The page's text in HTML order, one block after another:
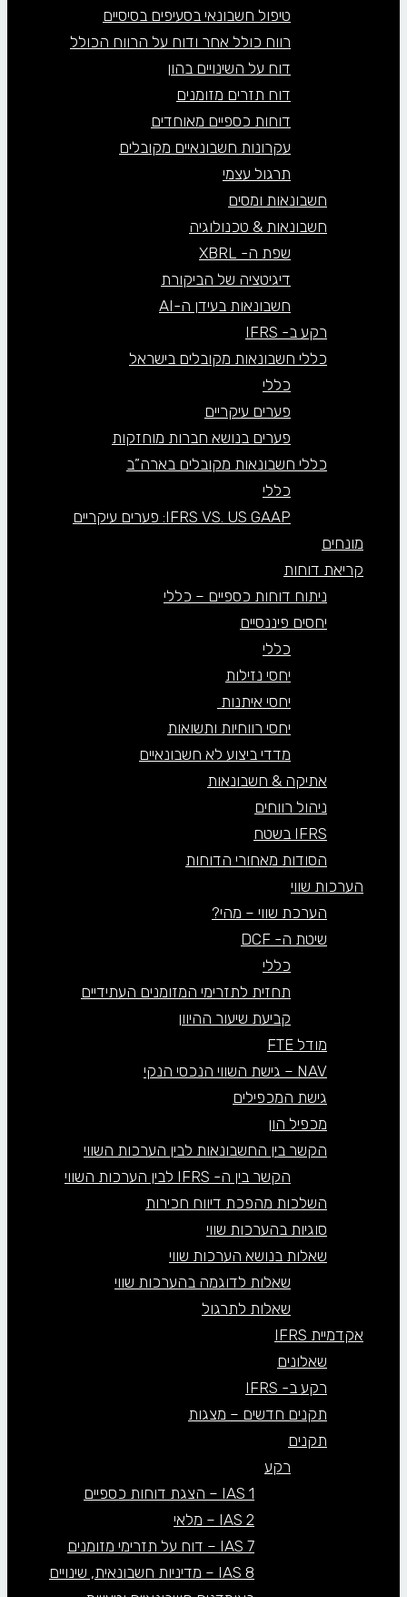
טיפול חשבונאי בסעיפים בסיסיים
רווח כולל אחר ודוח על הרווח הכולל
דוח על השינויים בהון
דוח תזרים מזומנים
דוחות כספיים מאוחדים
עקרונות חשבונאיים מקובלים
תרגול עצמי
חשבונאות ומסים
חשבונאות & טכנולוגיה
שפת ה- XBRL
דיגיטציה של הביקורת
חשבונאות בעידן ה-AI
רקע ב- IFRS
כללי חשבונאות מקובלים בישראל
כללי
פערים עיקריים
פערים בנושא חברות מוחזקות
כללי חשבונאות מקובלים בארה”ב
כללי
IFRS VS. US GAAP: פערים עיקריים
מונחים
קריאת דוחות
ניתוח דוחות כספיים – כללי
יחסים פיננסיים
כללי
יחסי נזילות
יחסי איתנות
יחסי רווחיות ותשואות
מדדי ביצוע לא חשבונאיים
אתיקה & חשבונאות
ניהול רווחים
IFRS בשטח
הסודות מאחורי הדוחות
הערכות שווי
הערכת שווי – מהי?
שיטת ה- DCF
כללי
תחזית לתזרימי המזומנים העתידיים
קביעת שיעור ההיוון
מודל FTE
NAV – גישת השווי הנכסי הנקי
גישת המכפילים
מכפיל הון
הקשר בין החשבונאות לבין הערכות השווי
הקשר בין ה- IFRS לבין הערכות השווי
השלכות מהפכת דיווח חכירות
סוגיות בהערכות שווי
שאלות בנושא הערכות שווי
שאלות לדוגמה בהערכות שווי
שאלות לתרגול
אקדמיית IFRS
שאלונים
רקע ב- IFRS
תקנים חדשים – מצגות
תקנים
רקע
IAS 1 – הצגת דוחות כספיים
IAS 2 – מלאי
IAS 7 – דוח על תזרימי מזומנים
IAS 8 – מדיניות חשבונאית, שינויים